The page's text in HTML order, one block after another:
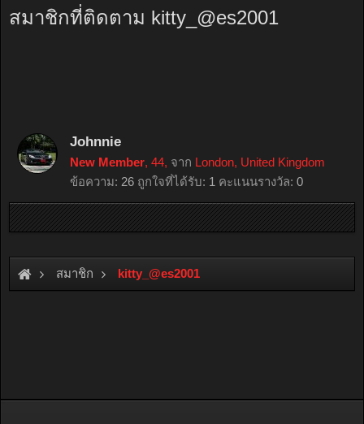
สมาชิกที่ติดตาม kitty_@es2001
Johnnie
New Member, 44, จาก London, United Kingdom
ข้อความ: 26 ถูกใจที่ได้รับ: 1 คะแนนรางวัล: 0
สมาชิก kitty_@es2001